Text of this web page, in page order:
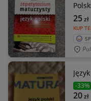
KUP
25zł
-33%
20zł